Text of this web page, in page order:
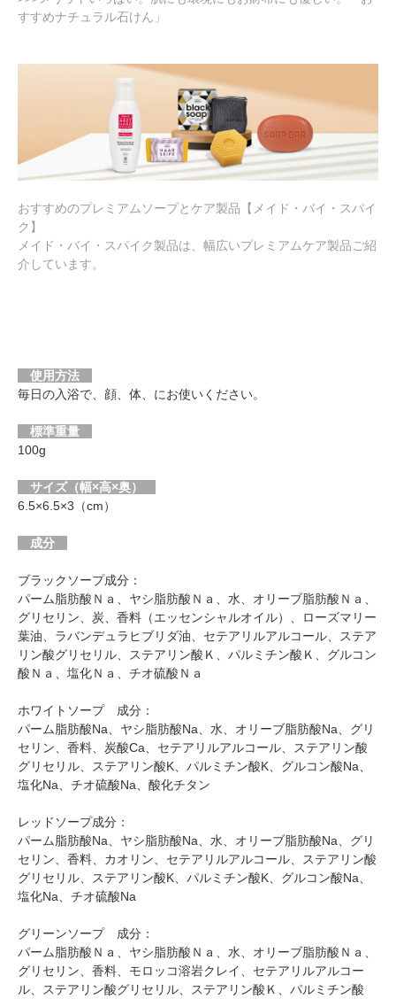
すすめナチュラル石けん」
おすすめのプレミアムソープとケア製品【メイド・バイ・スパイ
ク】
メイド・バイ・スパイク製品は、幅広いプレミアムケア製品ご紹
介しています。
使用方法
毎日の入浴で、顔、体、にお使いください。
標準重量
100g
サイズ（幅×高×奥）
6.5×6.5×3（cm）
成分
ブラックソープ成分：
パーム脂肪酸Ｎａ、ヤシ脂肪酸Ｎａ、水、オリーブ脂肪酸Ｎａ、
グリセリン、炭、香料（エッセンシャルオイル）、ローズマリー
葉油、ラバンデュラヒブリダ油、セテアリルアルコール、ステア
リン酸グリセリル、ステアリン酸Ｋ、パルミチン酸Ｋ、グルコン
酸Ｎａ、塩化Ｎａ、チオ硫酸Ｎａ
ホワイトソープ 成分：
パーム脂肪酸Na、ヤシ脂肪酸Na、水、オリーブ脂肪酸Na、グリ
セリン、香料、炭酸Ca、セテアリルアルコール、ステアリン酸
グリセリル、ステアリン酸K、パルミチン酸K、グルコン酸Na、
塩化Na、チオ硫酸Na、酸化チタン
レッドソープ成分：
パーム脂肪酸Na、ヤシ脂肪酸Na、水、オリーブ脂肪酸Na、グリ
セリン、香料、カオリン、セテアリルアルコール、ステアリン酸
グリセリル、ステアリン酸K、パルミチン酸K、グルコン酸Na、
塩化Na、チオ硫酸Na
グリーンソープ 成分：
パーム脂肪酸Ｎａ、ヤシ脂肪酸Ｎａ、水、オリーブ脂肪酸Ｎａ、
グリセリン、香料、モロッコ溶岩クレイ、セテアリルアルコー
ル、ステアリン酸グリセリル、ステアリン酸Ｋ、パルミチン酸